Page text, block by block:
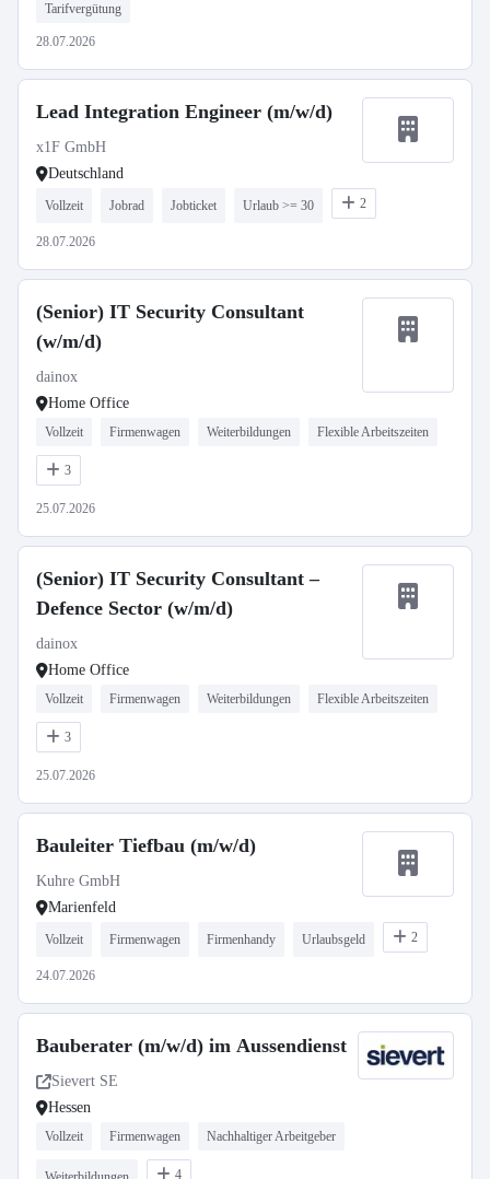
Tarifvergütung
28.07.2026
Lead Integration Engineer (m/w/d)
x1F GmbH
Deutschland
Vollzeit Jobrad Jobticket Urlaub >= 30 2
28.07.2026
(Senior) IT Security Consultant
(w/m/d)
dainox
Home Office
Vollzeit Firmenwagen Weiterbildungen Flexible Arbeitszeiten
3
25.07.2026
(Senior) IT Security Consultant –
Defence Sector (w/m/d)
dainox
Home Office
Vollzeit Firmenwagen Weiterbildungen Flexible Arbeitszeiten
3
25.07.2026
Bauleiter Tiefbau (m/w/d)
Kuhre GmbH
Marienfeld
Vollzeit Firmenwagen Firmenhandy Urlaubsgeld 2
24.07.2026
Bauberater (m/w/d) im Aussendienst
Sievert SE
Hessen
Vollzeit Firmenwagen Nachhaltiger Arbeitgeber
4